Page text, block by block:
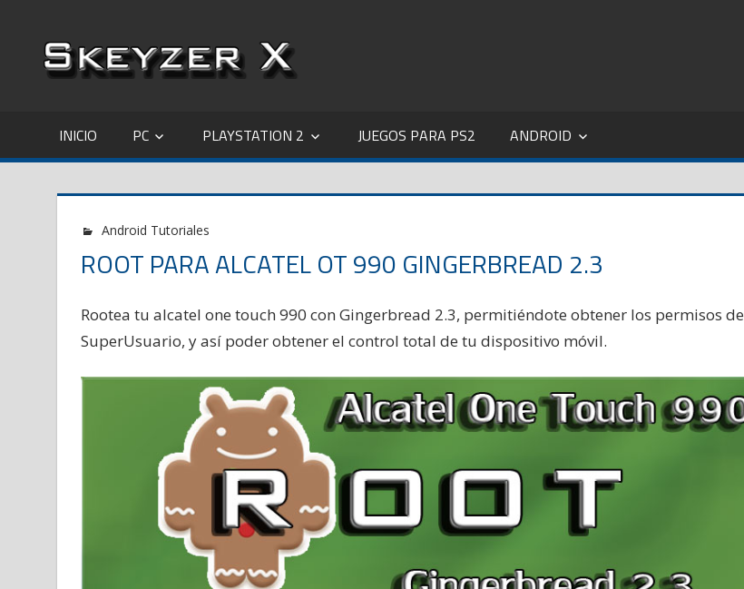
contenido
INICIO PC PLAYSTATION 2 JUEGOS PARA PS2 ANDROID
Android Tutoriales
ROOT PARA ALCATEL OT 990 GINGERBREAD 2.3
Rootea tu alcatel one touch 990 con Gingerbread 2.3, permitiéndote obtener los permisos de
SuperUsuario, y así poder obtener el control total de tu dispositivo móvil.